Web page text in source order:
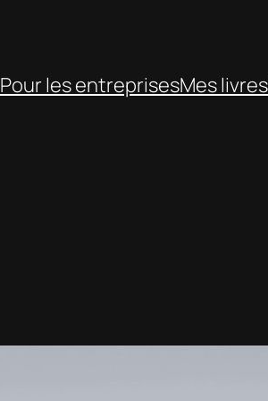
Pour les entreprisesMes livres